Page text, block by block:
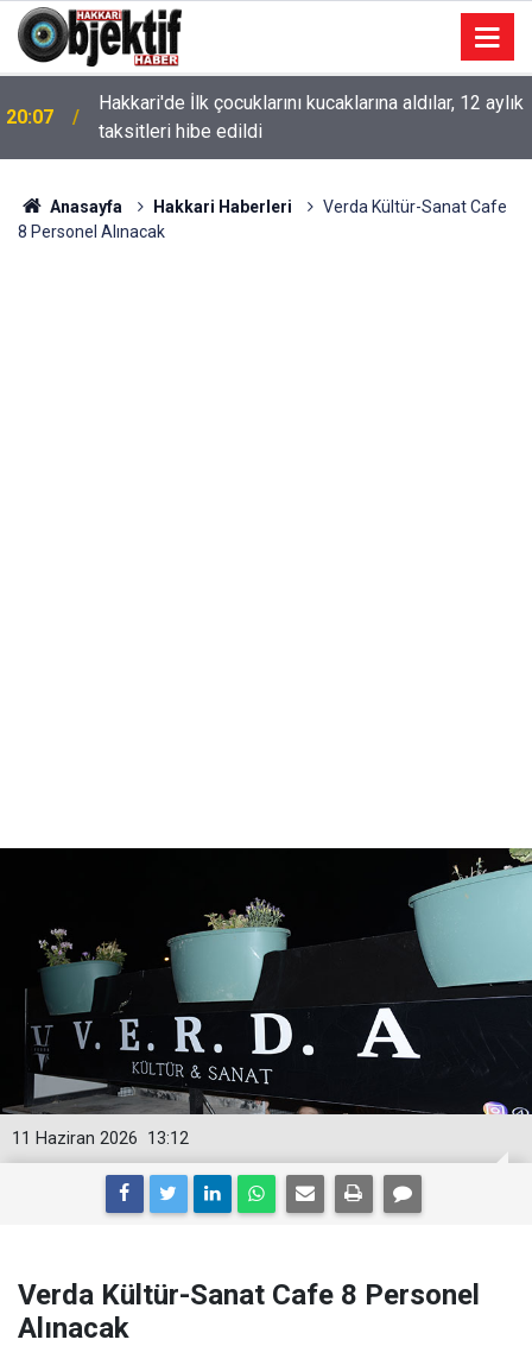
20:07
Hakkari'de İlk çocuklarını kucaklarına aldılar, 12 aylık
taksitleri hibe edildi
Anasayfa Hakkari Haberleri
Verda Kültür-Sanat Cafe
8 Personel Alınacak
13:12
11 Haziran 2026
Verda Kültür-Sanat Cafe 8 Personel
Alınacak